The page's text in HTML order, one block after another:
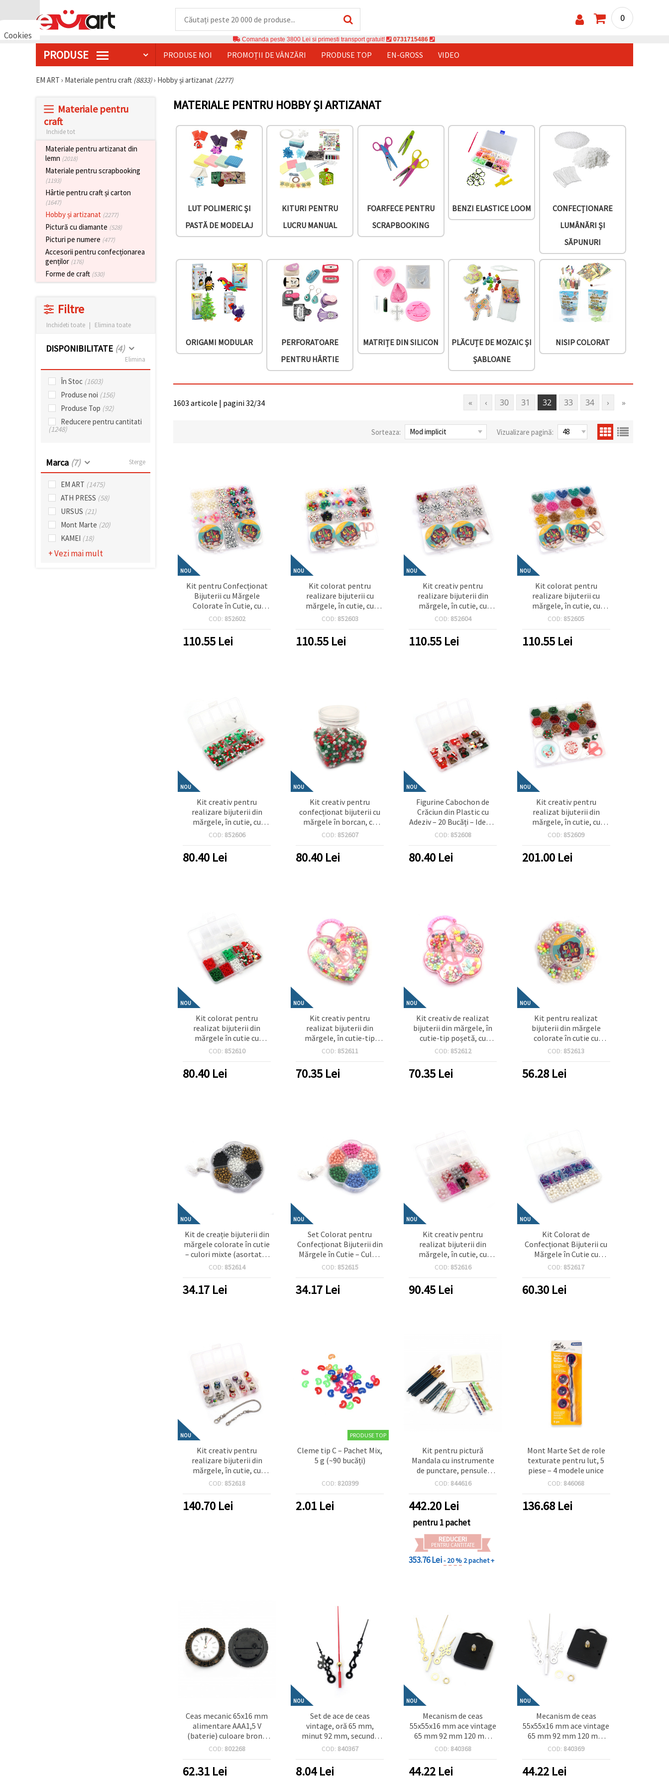
Cookies
0
Comanda peste 3800 Lei si primesti transport gratuit! 0731715486
PRODUSE PRODUSE NOI PROMOȚII DE VÂNZĂRI PRODUSE TOP EN-GROSS VIDEO
EM ART › Materiale pentru craft (8833)› Hobby și artizanat (2277)
Materiale pentru
craft
Inchide tot
Materiale pentru artizanat din
lemn (2018)
Materiale pentru scrapbooking
(1193)
Hârtie pentru craft și carton
(1647)
Hobby și artizanat (2277)
Pictură cu diamante (528)
Picturi pe numere (477)
Accesorii pentru confecționarea
genților (176)
Forme de craft (530)
Filtre
Inchideti toate | Elimina toate
DISPONIBILITATE (4)
Elimina
În Stoc (1603)
Produse noi (156)
Produse Top (92)
Reducere pentru cantitati
(1248)
Marca (7) Sterge
EM ART (1475)
ATH PRESS (58)
URSUS (21)
Mont Marte (20)
KAMEI (18)
+ Vezi mai mult
MATERIALE PENTRU HOBBY ȘI ARTIZANAT
LUT POLIMERIC ȘI
PASTĂ DE MODELAJ
KITURI PENTRU
LUCRU MANUAL
FOARFECE PENTRU
SCRAPBOOKING
BENZI ELASTICE LOOM
CONFECȚIONARE
LUMÂNĂRI ȘI
SĂPUNURI
ORIGAMI MODULAR
PERFORATOARE
PENTRU HÂRTIE
MATRIȚE DIN SILICON
PLĂCUȚE DE MOZAIC ȘI
ȘABLOANE
NISIP COLORAT
« ‹ 30 31 32 33 34 › »
1603 articole | pagini 32/34
Sorteaza: Vizualizare pagină:
NOU
Kit pentru Confecționat
Bijuterii cu Mărgele
Colorate în Cutie, cu
Elastic din Silicon – Culori
Copii, Hobby Creativ, DIY
și Lucru Manual
COD: 852602
110.55 Lei
NOU
Kit colorat pentru
realizare bijuterii cu
mărgele, în cutie, cu
elastic din silicon și
– Perfect pentru copii,
hobby creativ, craft și
COD: 852603
110.55 Lei
NOU
Kit creativ pentru
realizare bijuterii din
mărgele, în cutie, cu
elastic din silicon și
COD: 852604
110.55 Lei
NOU
Kit colorat pentru
realizare bijuterii cu
mărgele, în cutie, cu
elastic siliconic și
– Perfect pentru copii,
hobby creativ, lucru
COD: 852605
110.55Lei
NOU
Kit creativ pentru
realizare bijuterii din
mărgele, în cutie, cu
elastic siliconic – culori
COD: 852606
80.40 Lei
NOU
Kit creativ pentru
confecționat bijuterii cu
mărgele în borcan, cu
elastic din silicon – Alb,
pentru copii, hobby DIY și
handmade
COD: 852607
80.40 Lei
NOU
Figurine Cabochon de
Crăciun din Plastic cu
Adeziv – 20 Bucăți – Ideale
pentru Activități Creative
Proiecte de Sărbători
COD: 852608
80.40 Lei
NOU
Kit creativ pentru
realizat bijuterii din
mărgele, în cutie, cu
elastic din silicon și
asortate
COD: 852609
201.00Lei
NOU
Kit colorat pentru
realizat bijuterii din
mărgele în cutie cu
elastic din silicon – culori
pentru copii, hobby
creativ, handmade și
COD: 852610
80.40 Lei
NOU
Kit creativ pentru
realizat bijuterii din
mărgele, în cutie-tip
poșetă, cu elastic
forme și culori asortate
COD: 852611
70.35 Lei
NOU
Kit creativ de realizat
bijuterii din mărgele, în
cutie-tip poșetă, cu
elastic din silicon și
asortate
COD: 852612
70.35 Lei
NOU
Kit pentru realizat
bijuterii din mărgele
colorate în cutie cu
elastic din silicon – Culori
copii, hobby creativ, craft
și bijuterii DIY
COD: 852613
56.28Lei
NOU
Kit de creație bijuterii din
mărgele colorate în cutie
– culori mixte (asortate)
– perfect pentru copii,
bijuterii
COD: 852614
34.17 Lei
NOU
Set Colorat pentru
Confecționat Bijuterii din
Mărgele în Cutie – Culori
Mixte (Asortate) –
Activități Creative, Hobby
& DIY Bijuterii
COD: 852615
34.17 Lei
NOU
Kit creativ pentru
realizat bijuterii din
mărgele, în cutie, cu
elastic din silicon – forme
hobby & craft DIY
COD: 852616
90.45 Lei
NOU
Kit Colorat de
Confecționat Bijuterii cu
Mărgele în Cutie cu
Elastic din Silicon –
– Ideal pentru Copii,
Hobby Creativ, DIY și
COD: 852617
60.30Lei
NOU
Kit creativ pentru
realizare bijuterii din
mărgele, în cutie, cu
brățară metalică culoare
asortate
COD: 852618
140.70 Lei
PRODUSE TOP
Cleme tip C – Pachet Mix,
5 g (~90 bucăți)
COD: 820399
2.01 Lei
Kit pentru pictură
Mandala cu instrumente
de punctare, pensule,
paletă și șabloane – set
COD: 844616
442.20 Lei
pentru 1 pachet
REDUCERI
PENTRU CANTITATE
353.76 Lei- 20 % 2 pachet +
Mont Marte Set de role
texturate pentru lut, 5
piese – 4 modele unice
COD: 846068
136.68Lei
Ceas mecanic 65x16 mm
alimentare AAA1,5 V
(baterie) culoare bronz
antic
COD: 802268
62.31 Lei
NOU
Set de ace de ceas
vintage, oră 65 mm,
minut 92 mm, secunde
120 mm, culoare neagră
COD: 840367
8.04Lei
NOU
Mecanism de ceas
55x55x16 mm ace vintage
65 mm 92 mm 120 mm
culoare aurie alimentare
COD: 840368
44.22 Lei
NOU
Mecanism de ceas
55x55x16 mm ace vintage
65 mm 92 mm 120 mm
culoare argintie
(baterie)
COD: 840369
44.22Lei